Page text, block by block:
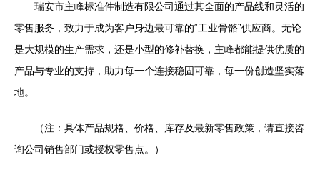
瑞安市主峰标准件制造有限公司通过其全面的产品线和灵活的
零售服务，致力于成为客户身边最可靠的“工业骨骼”供应商。无论
是大规模的生产需求，还是小型的修补替换，主峰都能提供优质的
产品与专业的支持，助力每一个连接稳固可靠，每一份创造坚实落
地。
（注：具体产品规格、价格、库存及最新零售政策，请直接咨
询公司销售部门或授权零售点。）